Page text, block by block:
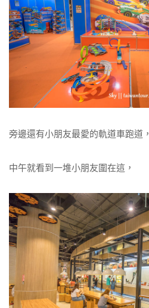
旁邊還有小朋友最愛的軌道車跑道，
中午就看到一堆小朋友圍在這，